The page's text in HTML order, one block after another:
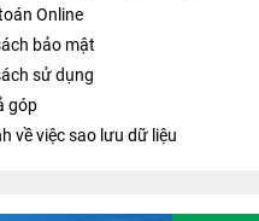
Online
bảo mật
sử dụng
góp
về việc sao lưu dữ liệu